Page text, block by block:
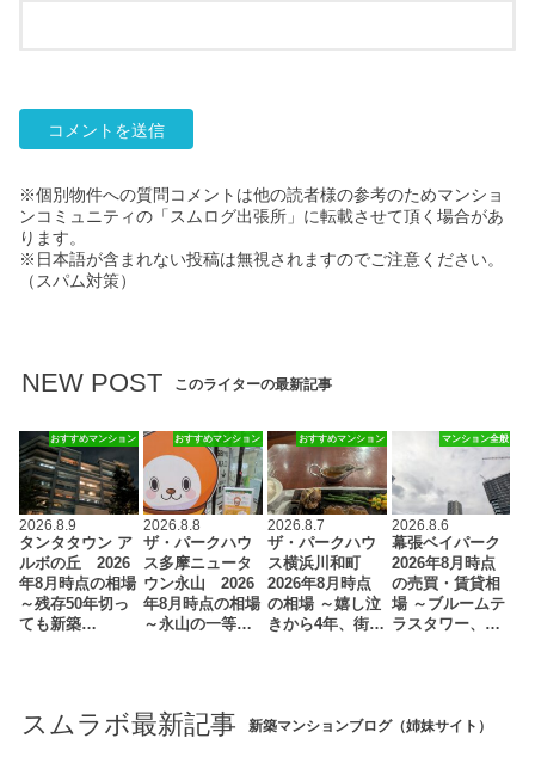
※個別物件への質問コメントは他の読者様の参考のためマンショ
ンコミュニティの「スムログ出張所」に転載させて頂く場合があ
ります。
※日本語が含まれない投稿は無視されますのでご注意ください。
（スパム対策）
NEW POST このライターの最新記事
おすすめマンション
2026.8.9
タンタタウン ア
ルボの丘 2026
年8月時点の相場
～残存50年切っ
ても新築…
おすすめマンション
2026.8.8
ザ・パークハウ
ス多摩ニュータ
ウン永山 2026
年8月時点の相場
～永山の一等…
おすすめマンション
2026.8.7
ザ・パークハウ
ス横浜川和町
2026年8月時点
の相場 ～嬉し泣
きから4年、街…
マンション全般
2026.8.6
幕張ベイパーク
2026年8月時点
の売買・賃貸相
場 ～ブルームテ
ラスタワー、…
スムラボ最新記事 新築マンションブログ（姉妹サイト）